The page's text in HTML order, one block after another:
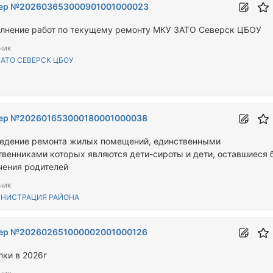
№202603653000901001000023
работ по текущему ремонту МКУ ЗАТО Северск ЦБОУ
СЕВЕРСК ЦБОУ
№202601653000180001000038
ремонта жилых помещений, единственными
которых являются дети-сироты и дети, оставшиеся
родителей
РАЙОНА
№202602651000002001000126
в 2026г